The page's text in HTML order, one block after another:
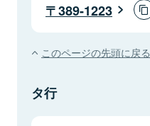
389-1223
このページの先頭に戻る
タ行